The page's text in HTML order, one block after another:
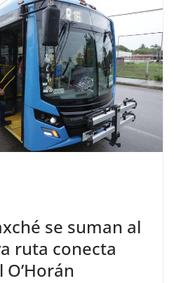
se suman al
ruta conecta